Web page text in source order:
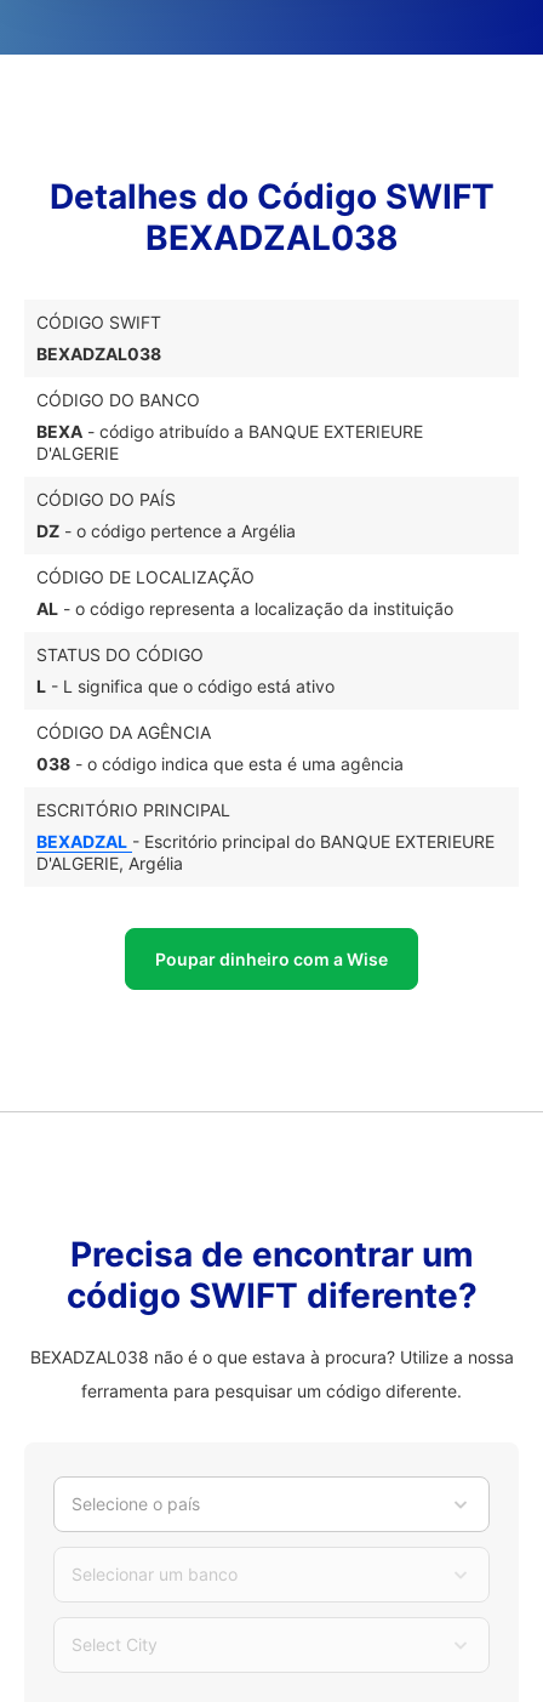
Detalhes do Código SWIFT
BEXADZAL038
CÓDIGO SWIFT
BEXADZAL038
CÓDIGO DO BANCO
BEXA - código atribuído a BANQUE EXTERIEURE
D'ALGERIE
CÓDIGO DO PAÍS
DZ - o código pertence a Argélia
CÓDIGO DE LOCALIZAÇÃO
AL - o código representa a localização da instituição
STATUS DO CÓDIGO
L - L significa que o código está ativo
CÓDIGO DA AGÊNCIA
038 - o código indica que esta é uma agência
ESCRITÓRIO PRINCIPAL
BEXADZAL - Escritório principal do BANQUE EXTERIEURE
D'ALGERIE, Argélia
Poupar dinheiro com a Wise
Precisa de encontrar um
código SWIFT diferente?
BEXADZAL038 não é o que estava à procura? Utilize a nossa
ferramenta para pesquisar um código diferente.
Selecione o país
Selecionar um banco
Select City